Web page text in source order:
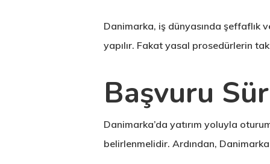
Danimarka, iş dünyasında şeffaflık
yapılır. Fakat yasal prosedürlerin
Başvuru
Danimarka’da yatırım yoluyla
belirlenmelidir. Ardından,